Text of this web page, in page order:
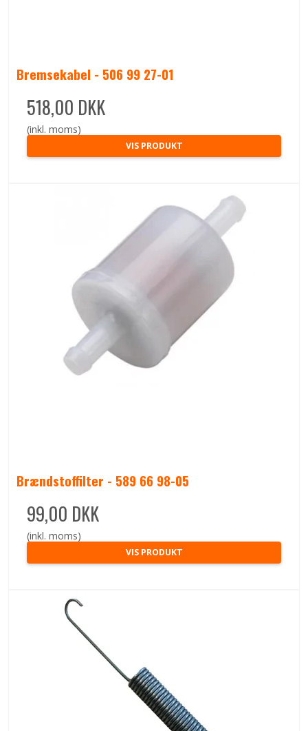
Bremsekabel - 506 99 27-01
518,00 DKK
(inkl. moms)
VIS PRODUKT
Brændstoffilter - 589 66 98-05
99,00 DKK
(inkl. moms)
VIS PRODUKT